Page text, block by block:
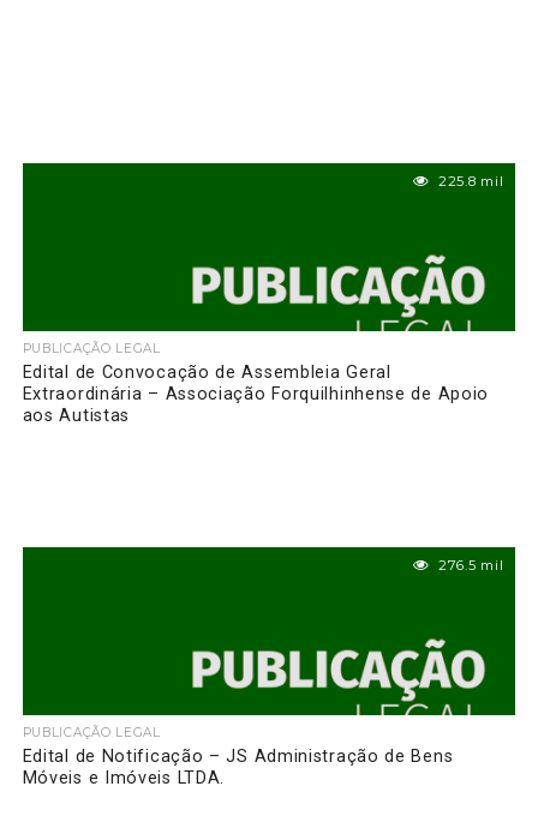
225.8 mil
PUBLICAÇÃO LEGAL
Edital de Convocação de Assembleia Geral
Extraordinária – Associação Forquilhinhense de Apoio
aos Autistas
276.5 mil
PUBLICAÇÃO LEGAL
Edital de Notificação – JS Administração de Bens
Móveis e Imóveis LTDA.